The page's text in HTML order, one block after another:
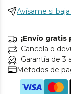
Avísame si
¡Envío gratis
Cancela o
Garantía de 3
Métodos de